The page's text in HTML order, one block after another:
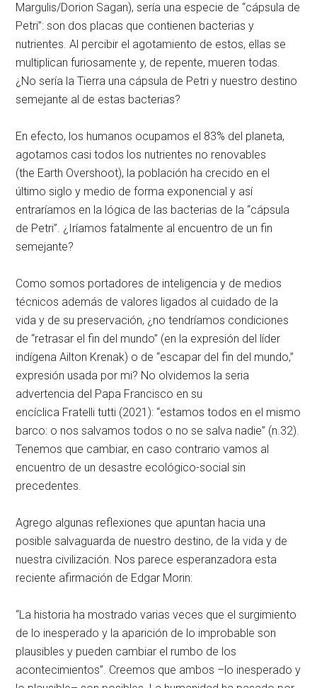
Margulis/Dorion Sagan), sería una especie de “cápsula de
Petri”: son dos placas que contienen bacterias y
nutrientes. Al percibir el agotamiento de estos, ellas se
multiplican furiosamente y, de repente, mueren todas.
¿No sería la Tierra una cápsula de Petri y nuestro destino
semejante al de estas bacterias?
En efecto, los humanos ocupamos el 83% del planeta,
agotamos casi todos los nutrientes no renovables
(the Earth Overshoot), la población ha crecido en el
último siglo y medio de forma exponencial y así
entraríamos en la lógica de las bacterias de la “cápsula
de Petri”. ¿Iríamos fatalmente al encuentro de un fin
semejante?
Como somos portadores de inteligencia y de medios
técnicos además de valores ligados al cuidado de la
vida y de su preservación, ¿no tendríamos condiciones
de “retrasar el fin del mundo” (en la expresión del líder
indígenaAilton Krenak) o de “escapar del fin del mundo,”
expresión usada por mi? No olvidemos la seria
advertencia del Papa Francisco en su
encíclica Fratellitutti (2021): “estamos todos en el mismo
barco: o nos salvamos todos o no se salva nadie” (n.32).
Tenemos que cambiar, en caso contrario vamos al
encuentro de un desastre ecológico-social sin
precedentes.
Agrego algunas reflexiones que apuntan hacia una
posible salvaguarda de nuestro destino, de la vida y de
nuestra civilización. Nos parece esperanzadora esta
reciente afirmación de Edgar Morin:
“La historia ha mostrado varias veces que el surgimiento
de lo inesperado y la aparición de lo improbable son
plausibles y pueden cambiar el rumbo de los
acontecimientos”. Creemos que ambos –lo inesperado y